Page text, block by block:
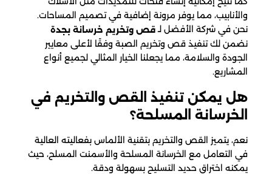
والأنابيب، مما يوفر مرونة إضافية في تصميم المساحات.
نحن في شركة الأفضل لـقص وتخريم خرسانة بجدة
نضمن لك تنفيذ قص وتخريم الصبة وفقًا لأعلى معايير
الجودة والسلامة، مما يجعلنا الخيار المثالي لجميع أنواع
المشاريع.
هل يمكن تنفيذ القص والتخريم في
الخرسانة المسلحة؟
نعم، يتميز القص والتخريم بتقنية الألماس بفعاليته العالية
في التعامل مع الخرسانة المسلحة والأسمنت المسلح، حيث
يمكنه اختراق حديد التسليح بسهولة ودقة.